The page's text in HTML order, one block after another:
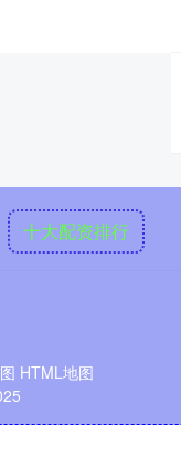
十大配资排行
HTML地图